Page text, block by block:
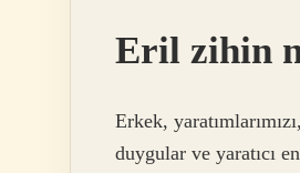
Eril zihin
Erkek,
duygular ve yaratıcı